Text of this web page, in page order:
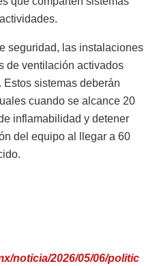
seguridad, las instalaciones
de ventilación activados
sistemas deberán
cuando se alcance 20
inflamabilidad y detener
del equipo al llegar a 60
noticia/2026/05/06/politic